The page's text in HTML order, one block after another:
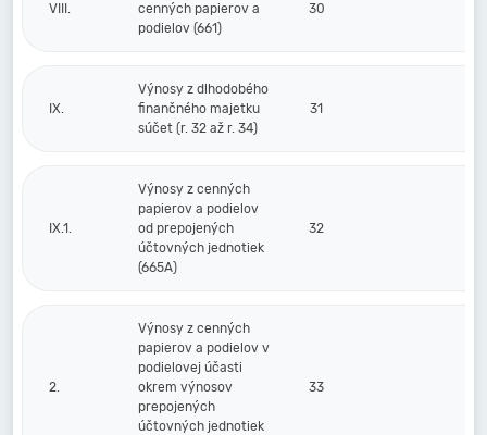
VIII.
cenných papierov a
podielov (661)
30
IX.
Výnosy z dlhodobého
finančného majetku
súčet (r. 32 až r. 34)
31
IX.1.
Výnosy z cenných
papierov a podielov
od prepojených
účtovných jednotiek
(665A)
32
2.
Výnosy z cenných
papierov a podielov v
podielovej účasti
okrem výnosov
prepojených
účtovných jednotiek
33